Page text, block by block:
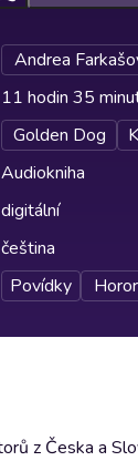
Andrea
11 hodin 35
Golden Dog
Audiokniha
digitální
čeština
Povídky
z Česka a